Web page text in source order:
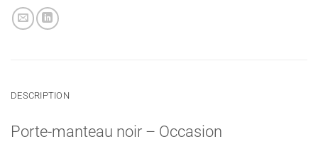
DESCRIPTION
Porte-manteau noir – Occasion